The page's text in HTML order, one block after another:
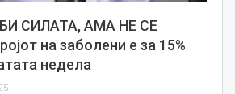
СИЛАТА, АМА НЕ СЕ
на заболени е за 15%
недела